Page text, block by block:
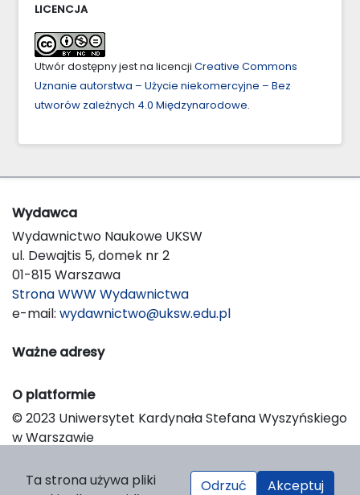
LICENCJA
Utwór dostępny jest na licencji Creative Commons
Uznanie autorstwa – Użycie niekomercyjne – Bez
utworów zależnych 4.0 Międzynarodowe.
Wydawca
Wydawnictwo Naukowe UKSW
ul. Dewajtis 5, domek nr 2
01-815 Warszawa
Strona WWW Wydawnictwa
e-mail: wydawnictwo@uksw.edu.pl
Ważne adresy
O platformie
© 2023 Uniwersytet Kardynała Stefana Wyszyńskiego
w Warszawie
Platform & Workflow by OJS/PKP
Ta strona używa pliki
Odrzuć Akceptuj